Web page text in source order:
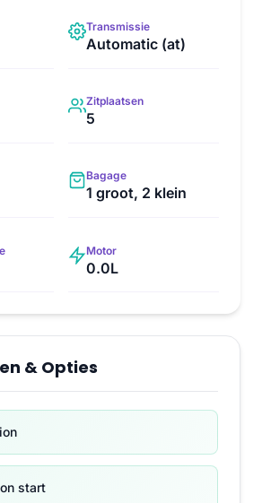
Transmissie
Automatic (at)
Zitplaatsen
5
Bagage
1 groot, 2 klein
Motor
0.0L
& Opties
start